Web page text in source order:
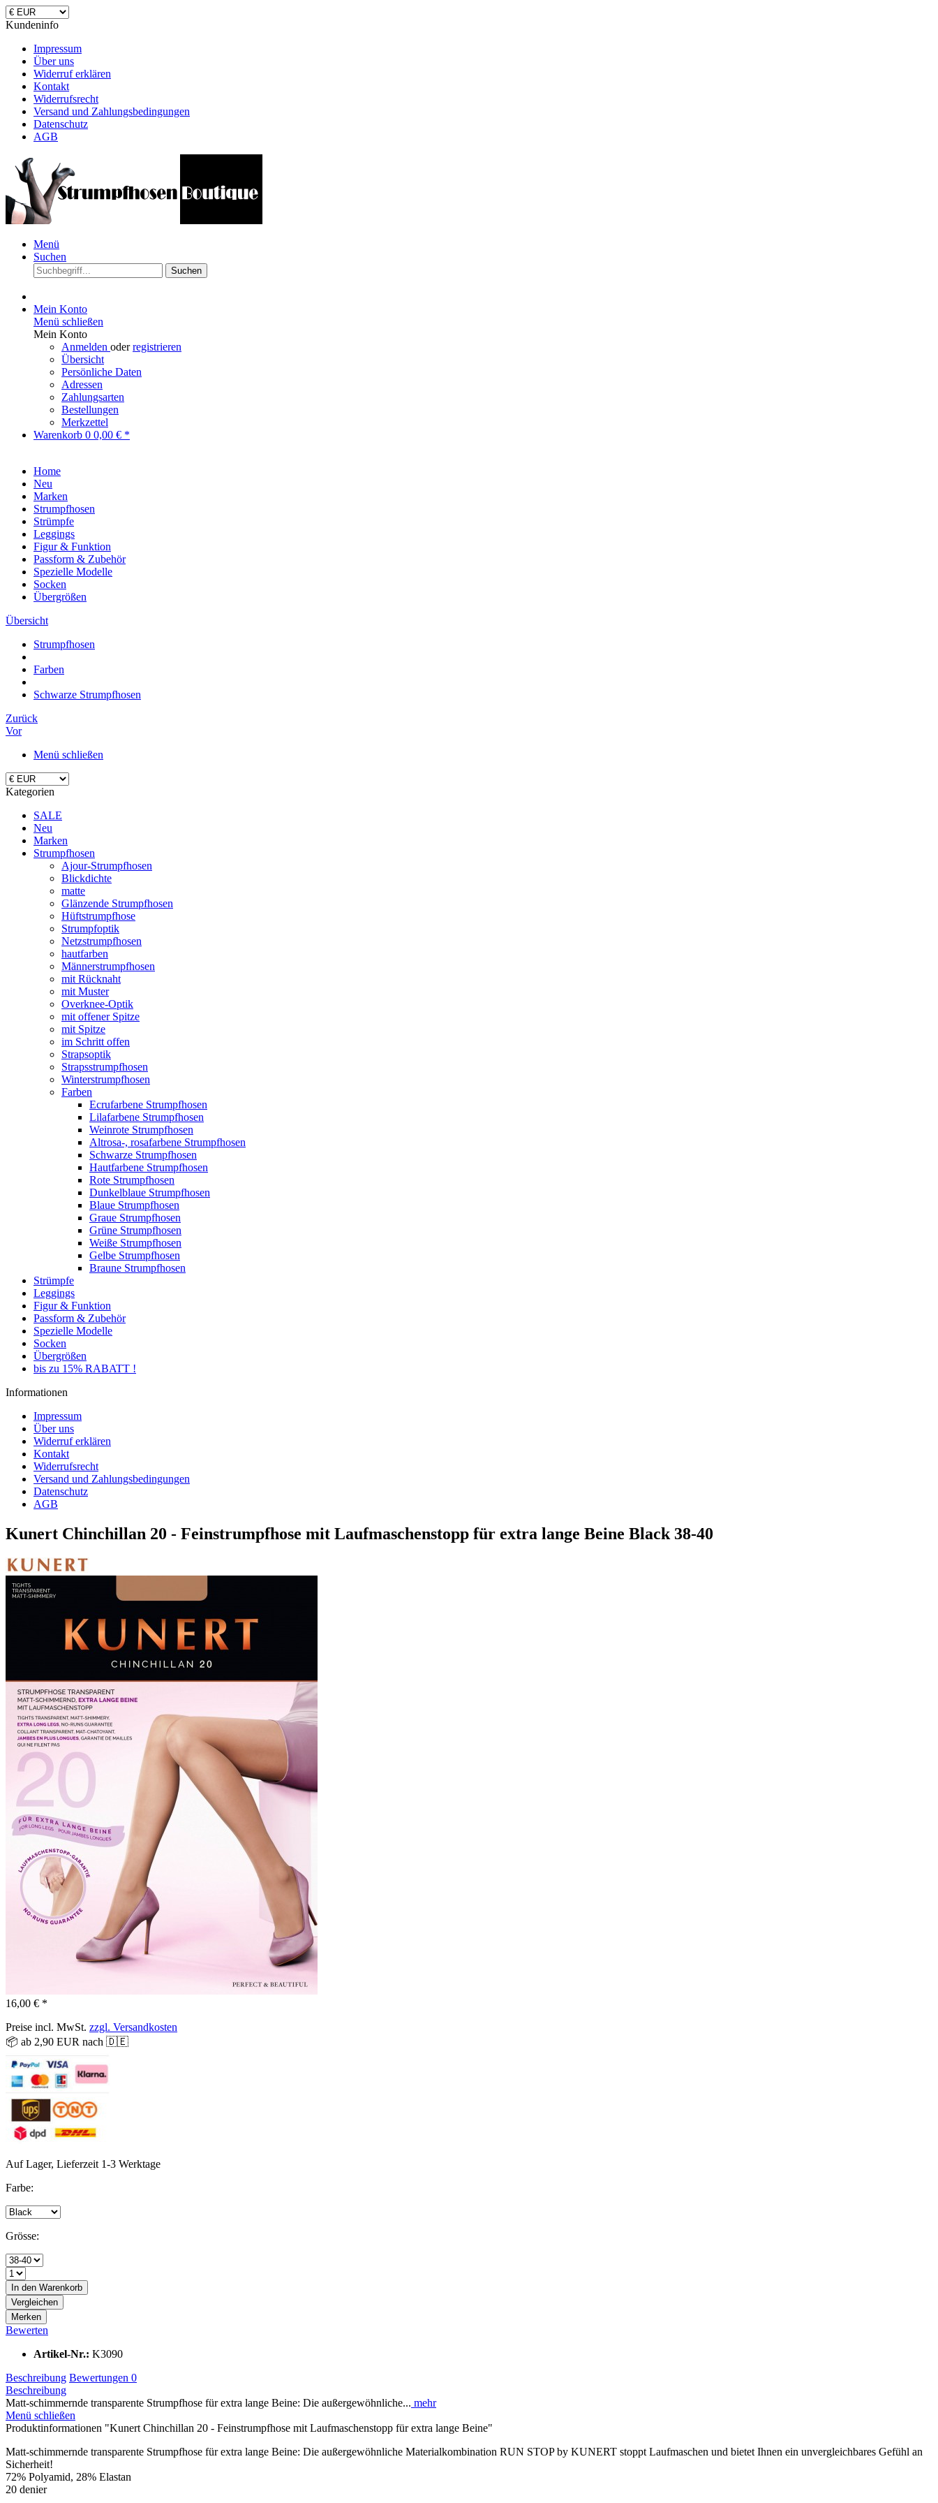
Kundeninfo
Impressum
Über uns
Widerruf erklären
Kontakt
Widerrufsrecht
Versand und Zahlungsbedingungen
Datenschutz
AGB
Menü
Suchen
Suchen
Mein Konto
Menü schließen
Mein Konto
Anmelden oderregistrieren
Übersicht
Persönliche Daten
Adressen
Zahlungsarten
Bestellungen
Merkzettel
Warenkorb 0 0,00 € *
Home
Neu
Marken
Strumpfhosen
Strümpfe
Leggings
Figur & Funktion
Passform & Zubehör
Spezielle Modelle
Socken
Übergrößen
Übersicht
Strumpfhosen
Farben
Schwarze Strumpfhosen
Zurück
Vor
Menü schließen
Kategorien
SALE
Neu
Marken
Strumpfhosen
Ajour-Strumpfhosen
Blickdichte
matte
Glänzende Strumpfhosen
Hüftstrumpfhose
Strumpfoptik
Netzstrumpfhosen
hautfarben
Männerstrumpfhosen
mit Rücknaht
mit Muster
Overknee-Optik
mit offener Spitze
mit Spitze
im Schritt offen
Strapsoptik
Strapsstrumpfhosen
Winterstrumpfhosen
Farben
Ecrufarbene Strumpfhosen
Lilafarbene Strumpfhosen
Weinrote Strumpfhosen
Altrosa-, rosafarbene Strumpfhosen
Schwarze Strumpfhosen
Hautfarbene Strumpfhosen
Rote Strumpfhosen
Dunkelblaue Strumpfhosen
Blaue Strumpfhosen
Graue Strumpfhosen
Grüne Strumpfhosen
Weiße Strumpfhosen
Gelbe Strumpfhosen
Braune Strumpfhosen
Strümpfe
Leggings
Figur & Funktion
Passform & Zubehör
Spezielle Modelle
Socken
Übergrößen
bis zu 15% RABATT !
Informationen
Impressum
Über uns
Widerruf erklären
Kontakt
Widerrufsrecht
Versand und Zahlungsbedingungen
Datenschutz
AGB
Kunert Chinchillan 20 - Feinstrumpfhose mit Laufmaschenstopp für extra lange Beine Black 38-40
16,00 € *
Preise incl. MwSt. zzgl. Versandkosten
📦 ab 2,90 EUR nach 🇩🇪
Auf Lager, Lieferzeit 1-3 Werktage
Farbe:
Grösse:
In den Warenkorb
Vergleichen
Merken
Bewerten
Artikel-Nr.: K3090
Beschreibung Bewertungen 0
Beschreibung
Matt-schimmernde transparente Strumpfhose für extra lange Beine: Die außergewöhnliche... mehr
Menü schließen
Produktinformationen "Kunert Chinchillan 20 - Feinstrumpfhose mit Laufmaschenstopp für extra lange Beine"
Matt-schimmernde transparente Strumpfhose für extra lange Beine: Die außergewöhnliche Materialkombination RUN STOP by KUNERT stoppt Laufmaschen und bietet Ihnen ein unvergleichbares Gefühl an
Sicherheit!
72% Polyamid, 28% Elastan
20 denier